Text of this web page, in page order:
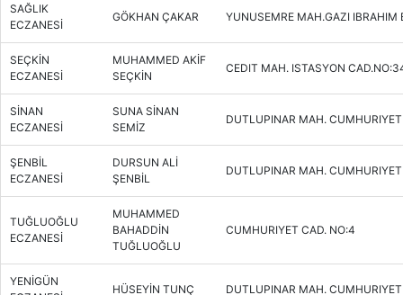
SAĞLIK
ECZANESİ
GÖKHAN ÇAKAR YUNUSEMRE MAH.GAZI IBRAHIM
SEÇKİN
ECZANESİ
MUHAMMED AKİF
SEÇKİN
CEDIT MAH. ISTASYON
SİNAN
ECZANESİ
SUNA SİNAN
SEMİZ
DUTLUPINAR MAH.
ŞENBİL
ECZANESİ
DURSUN ALİ
ŞENBİL
DUTLUPINAR MAH.
TUĞLUOĞLU
ECZANESİ
MUHAMMED
BAHADDİN
TUĞLUOĞLU
CUMHURIYET CAD. NO:4
YENİGÜN
HÜSEYİN TUNÇ DUTLUPINAR MAH.